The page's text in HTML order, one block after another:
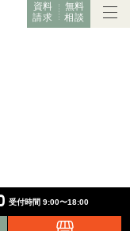
資料
請求
無料
相談
受付時間 9:00〜18:00